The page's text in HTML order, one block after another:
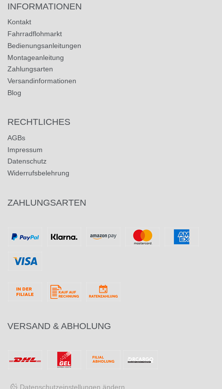
INFORMATIONEN
Kontakt
Fahrradflohmarkt
Bedienungsanleitungen
Montageanleitung
Zahlungsarten
Versandinformationen
Blog
RECHTLICHES
AGBs
Impressum
Datenschutz
Widerrufsbelehrung
ZAHLUNGSARTEN
VERSAND & ABHOLUNG
Datenschutzeinstellungen ändern